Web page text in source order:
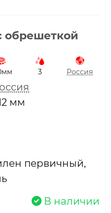
обрешеткой
3 Россия
мм
первичный,
В наличии